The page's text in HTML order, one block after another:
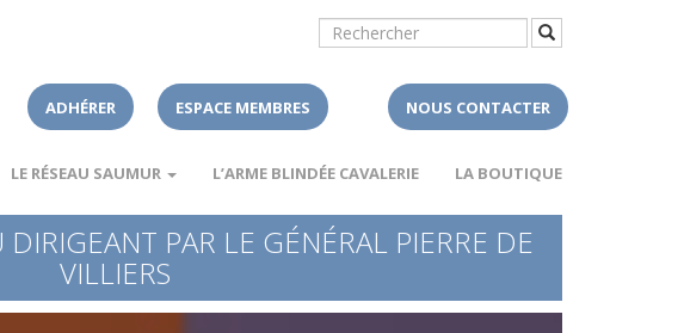
ADHÉRER ESPACE MEMBRES NOUS CONTACTER
LE RÉSEAU SAUMUR L’ARME BLINDÉE CAVALERIE LA BOUTIQUE
PAR LE GÉNÉRAL PIERRE DE
VILLIERS